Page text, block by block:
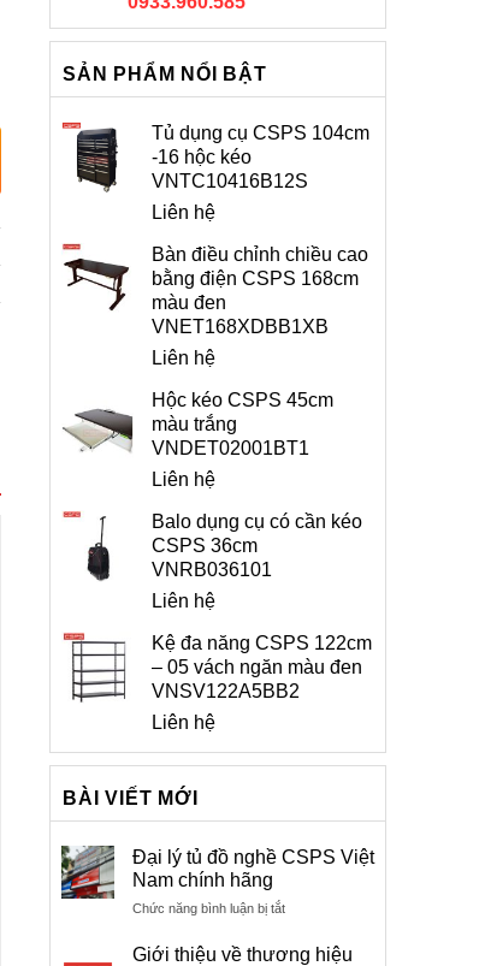
SẢN PHẨM NỔI BẬT
Tủ dụng cụ CSPS 104cm
-16 hộc kéo
VNTC10416B12S
Liên hệ
Bàn điều chỉnh chiều cao
bằng điện CSPS 168cm
màu đen
VNET168XDBB1XB
Liên hệ
Hộc kéo CSPS 45cm
màu trắng
VNDET02001BT1
Liên hệ
Balo dụng cụ có cần kéo
CSPS 36cm
VNRB036101
Liên hệ
Kệ đa năng CSPS 122cm
– 05 vách ngăn màu đen
VNSV122A5BB2
Liên hệ
BÀI VIẾT MỚI
Đại lý tủ đồ nghề CSPS Việt
Nam chính hãng
Chức năng bình luận bị tắtở
lý
Giới thiệu về thương hiệu